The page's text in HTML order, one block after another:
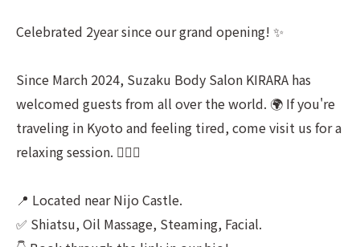
Celebrated 2year since our grand opening! ✨
Since March 2024, Suzaku Body Salon KIRARA has
welcomed guests from all over the world. 🌍 If you're
traveling in Kyoto and feeling tired, come visit us for a
relaxing session. 💆‍♀️✨
📍 Located near Nijo Castle.
✅ Shiatsu, Oil Massage, Steaming, Facial.